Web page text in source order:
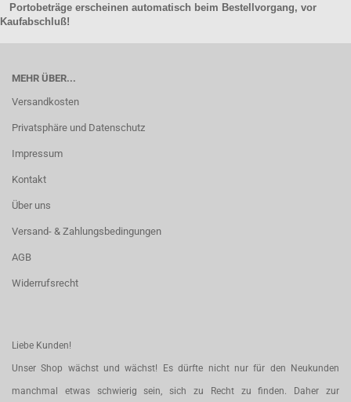
Portobeträge erscheinen automatisch beim Bestellvorgang, vor
Kaufabschluß!
MEHR ÜBER...
Versandkosten
Privatsphäre und Datenschutz
Impressum
Kontakt
Über uns
Versand- & Zahlungsbedingungen
AGB
Widerrufsrecht
Liebe Kunden!
Unser Shop wächst und wächst! Es dürfte nicht nur für den Neukunden
manchmal etwas schwierig sein, sich zu Recht zu finden. Daher zur